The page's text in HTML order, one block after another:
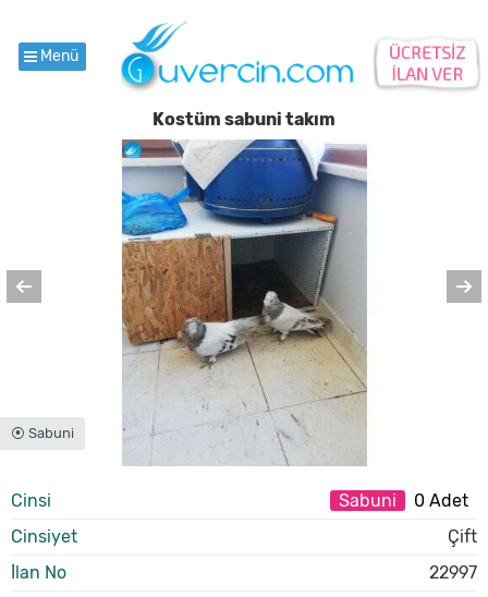
Menü
Kostüm sabuni takım
⦿ Sabuni
Cinsi Sabuni
0 Adet
Cinsiyet
Çift
İlan No
22997